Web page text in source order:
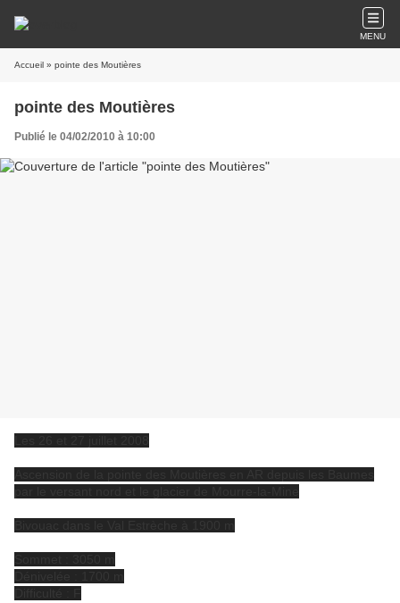
MENU
Accueil » pointe des Moutières
pointe des Moutières
Publié le 04/02/2010 à 10:00